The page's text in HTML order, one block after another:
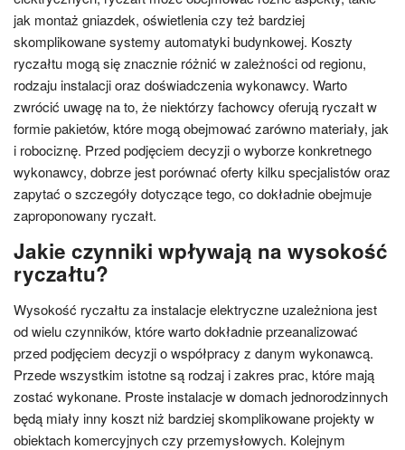
jak montaż gniazdek, oświetlenia czy też bardziej
skomplikowane systemy automatyki budynkowej. Koszty
ryczałtu mogą się znacznie różnić w zależności od regionu,
rodzaju instalacji oraz doświadczenia wykonawcy. Warto
zwrócić uwagę na to, że niektórzy fachowcy oferują ryczałt w
formie pakietów, które mogą obejmować zarówno materiały, jak
i robociznę. Przed podjęciem decyzji o wyborze konkretnego
wykonawcy, dobrze jest porównać oferty kilku specjalistów oraz
zapytać o szczegóły dotyczące tego, co dokładnie obejmuje
zaproponowany ryczałt.
Jakie czynniki wpływają na wysokość
ryczałtu?
Wysokość ryczałtu za instalacje elektryczne uzależniona jest
od wielu czynników, które warto dokładnie przeanalizować
przed podjęciem decyzji o współpracy z danym wykonawcą.
Przede wszystkim istotne są rodzaj i zakres prac, które mają
zostać wykonane. Proste instalacje w domach jednorodzinnych
będą miały inny koszt niż bardziej skomplikowane projekty w
obiektach komercyjnych czy przemysłowych. Kolejnym